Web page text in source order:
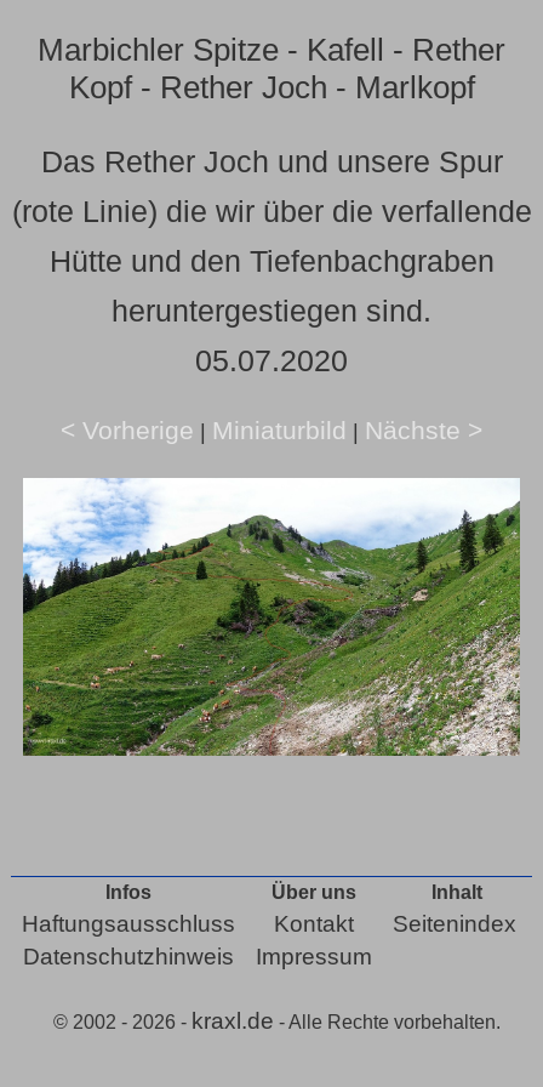
Marbichler Spitze - Kafell - Rether
Kopf - Rether Joch - Marlkopf
Das Rether Joch und unsere Spur
(rote Linie) die wir über die verfallende
Hütte und den Tiefenbachgraben
heruntergestiegen sind.
05.07.2020
< Vorherige | Miniaturbild | Nächste >
Infos
Haftungsausschluss
Datenschutzhinweis
Über uns
Kontakt
Impressum
Inhalt
Seitenindex
© 2002 - 2026 - kraxl.de - Alle Rechte vorbehalten.